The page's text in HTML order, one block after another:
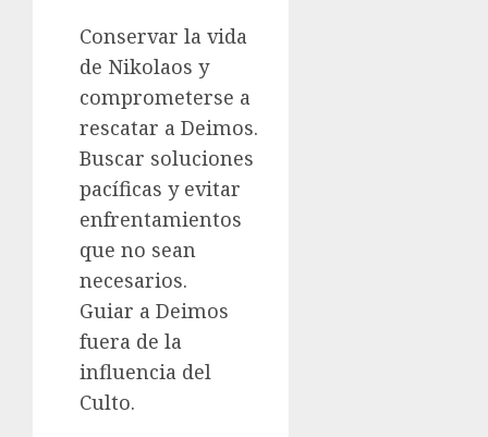
Conservar la vida
de Nikolaos y
comprometerse a
rescatar a Deimos.
Buscar soluciones
pacíficas y evitar
enfrentamientos
que no sean
necesarios.
Guiar a Deimos
fuera de la
influencia del
Culto.